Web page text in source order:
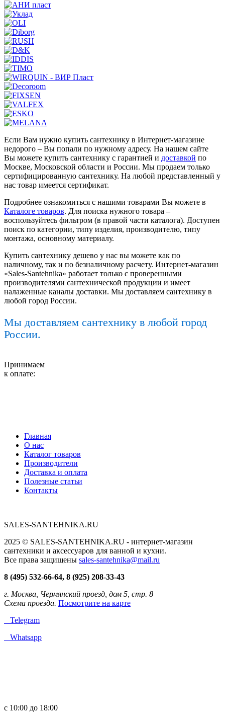
Если Вам нужно купить сантехнику в Интернет-магазине
недорого – Вы попали по нужному адресу. На нашем сайте
Вы можете купить сантехнику с гарантией и доставкой по
Москве, Московской области и России. Мы продаем только
сертифицированную сантехнику. На любой представленный у
нас товар имеется сертификат.
Подробнее ознакомиться с нашими товарами Вы можете в
Каталоге товаров. Для поиска нужного товара –
воспользуйтесь фильтром (в правой части каталога). Доступен
поиск по категории, типу изделия, производителю, типу
монтажа, основному материалу.
Купить сантехнику дешево у нас вы можете как по
наличному, так и по безналичному расчету. Интернет-магазин
«Sales-Santehnika» работает только с проверенными
производителями сантехнической продукции и имеет
налаженные каналы доставки. Мы доставляем сантехнику в
любой город России.
Мы доставляем сантехнику в любой город
России.
Принимаем
к оплате:
Главная
О нас
Каталог товаров
Производители
Доставка и оплата
Полезные статьи
Контакты
SALES-SANTEHNIKA.RU
2025 © SALES-SANTEHNIKA.RU - интернет-магазин
сантехники и аксессуаров для ванной и кухни.
Все права защищены sales-santehnika@mail.ru
8 (495) 532-66-64, 8 (925) 208-33-43
г. Москва, Чермянский проезд, дом 5, стр. 8
Схема проезда. Посмотрите на карте
Telegram
Whatsapp
с 10:00 до 18:00